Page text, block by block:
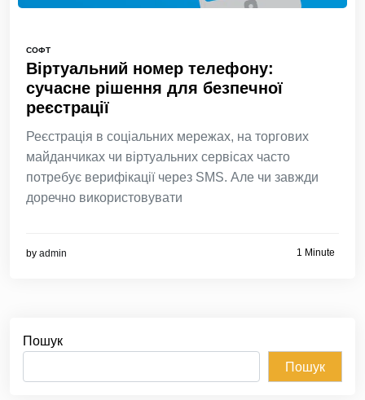
СОФТ
Віртуальний номер телефону:
сучасне рішення для безпечної
реєстрації
Реєстрація в соціальних мережах, на торгових
майданчиках чи віртуальних сервісах часто
потребує верифікації через SMS. Але чи завжди
доречно використовувати
by admin 1 Minute
Пошук
Пошук